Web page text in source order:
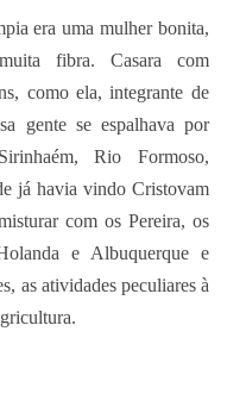
era uma mulher bonita,
fibra. Casara com
como ela, integrante de
gente se espalhava por
Rio Formoso,
já havia vindo Cristovam
com os Pereira, os
e Albuquerque e
as atividades peculiares à